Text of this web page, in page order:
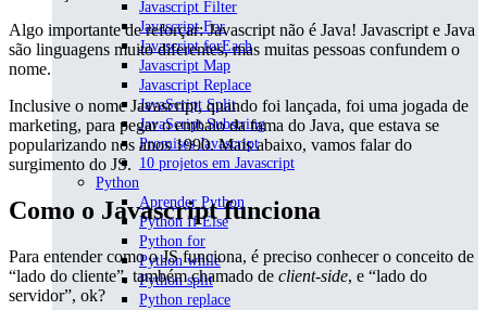
Javascript Filter
Javascript For
Javascript forEach
Javascript Map
Javascript Replace
JavaScript Split
JavaScript Substring
Promises Javascript
10 projetos em Javascript
Python
Aprender Python
Python If Else
Python for
Python while
Python split
Python replace
Algo importante de reforçar: Javascript não é Java! Javascript e Java
são linguagens muito diferentes, mas muitas pessoas confundem o
nome.
Inclusive o nome Javascript, quando foi lançada, foi uma jogada de
marketing, para pegar o embalo da fama do Java, que estava se
popularizando nos anos 1990. Mais abaixo, vamos falar do
surgimento do JS.
Como o Javascript funciona
Para entender como o JS funciona, é preciso conhecer o conceito de
“lado do cliente”, também chamado de client-side, e “lado do
servidor”, ok?